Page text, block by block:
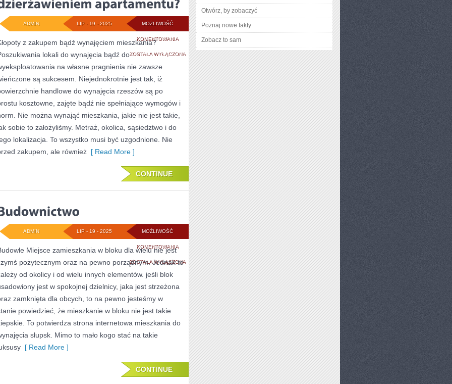
MOŻLIWOŚĆ
KOMENTOWANIAKŁOPOTY
Z
KUPNEM
DZIERŻAWIENIEM
APARTAMENTU?
ZOSTAŁA WYŁĄCZONA
LIP - 19 - 2025
ADMIN
z zakupem bądź wynajęciem mieszkania?
lokali do wynajęcia bądź do
na własne pragnienia nie zawsze
są sukcesem. Niejednokrotnie jest tak, iż
handlowe do wynajęcia rzeszów są po
kosztowne, zajęte bądź nie spełniające wymogów i
Nie można wynająć mieszkania, jakie nie jest takie,
sobie to założyliśmy. Metraż, okolica, sąsiedztwo i do
lokalizacja. To wszystko musi być uzgodnione. Nie
zakupem, ale również [ Read More ]
CONTINUE
MOŻLIWOŚĆ
KOMENTOWANIABUDOWNICTWO
ZOSTAŁA WYŁĄCZONA
LIP - 19 - 2025
ADMIN
Miejsce zamieszkania w bloku dla wielu nie jest
pożytecznym oraz na pewno porządnym. Jednak to
od okolicy i od wielu innych elementów. jeśli blok
jest w spokojnej dzielnicy, jaka jest strzeżona
zamknięta dla obcych, to na pewno jesteśmy w
powiedzieć, że mieszkanie w bloku nie jest takie
To potwierdza strona internetowa mieszkania do
słupsk. Mimo to mało kogo stać na takie
[ Read More ]
CONTINUE
Otwórz, by zobaczyć
Poznaj nowe fakty
Zobacz to sam